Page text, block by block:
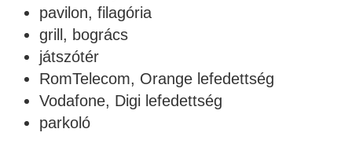
pavilon, filagória
grill, bogrács
játszótér
RomTelecom, Orange lefedettség
Vodafone, Digi lefedettség
parkoló